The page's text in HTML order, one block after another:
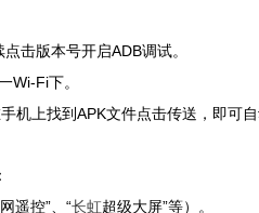
击版本号开启ADB调试。
Wi-Fi下。
机上找到APK文件点击传送，即可自
遥控”、“长虹超级大屏”等）。